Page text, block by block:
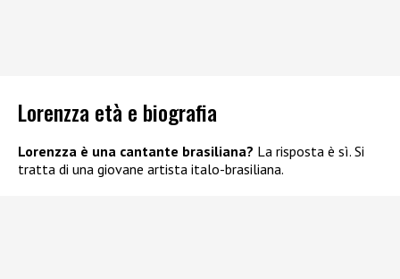
Lorenzza età e biografia
Lorenzza è una cantante brasiliana? La risposta è sì. Si
tratta di una giovane artista italo-brasiliana.